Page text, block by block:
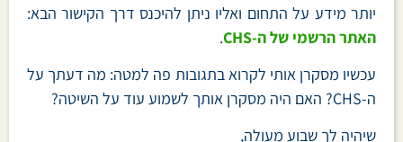
יותר מידע על התחום ואליו ניתן להיכנס דרך הקישור הבא:
האתר הרשמי של ה-CHS
.
עכשיו מסקרן אותי לקרוא בתגובות פה למטה: מה דעתך על
ה-CHS? האם היה מסקרן אותך לשמוע עוד על השיטה?
שיהיה לך שבוע מעולה,